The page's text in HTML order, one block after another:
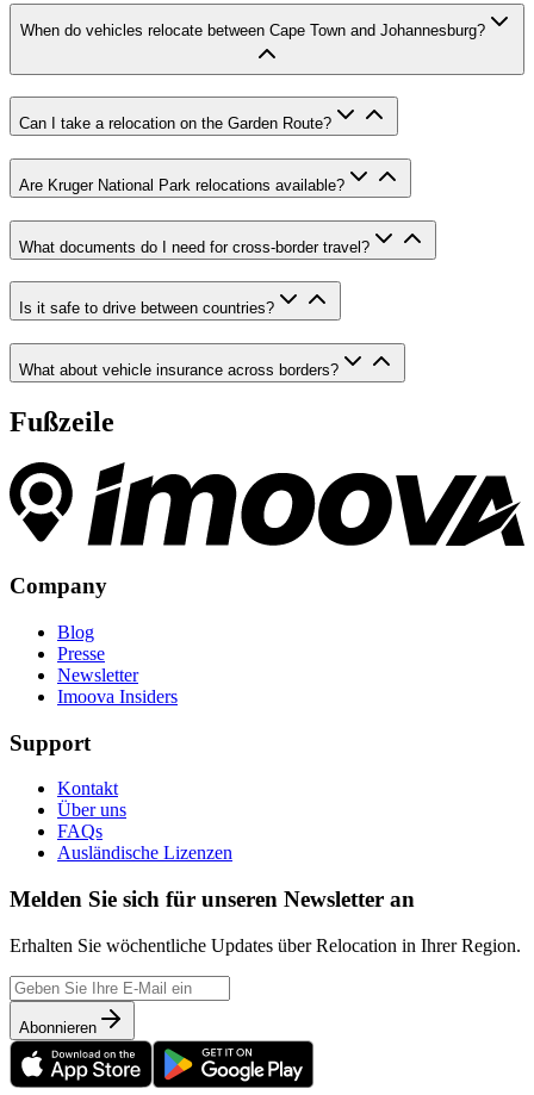
When do vehicles relocate between Cape Town and Johannesburg?
Can I take a relocation on the Garden Route?
Are Kruger National Park relocations available?
What documents do I need for cross-border travel?
Is it safe to drive between countries?
What about vehicle insurance across borders?
Fußzeile
Company
Blog
Presse
Newsletter
Imoova Insiders
Support
Kontakt
Über uns
FAQs
Ausländische Lizenzen
Melden Sie sich für unseren Newsletter an
Erhalten Sie wöchentliche Updates über Relocation in Ihrer Region.
Abonnieren